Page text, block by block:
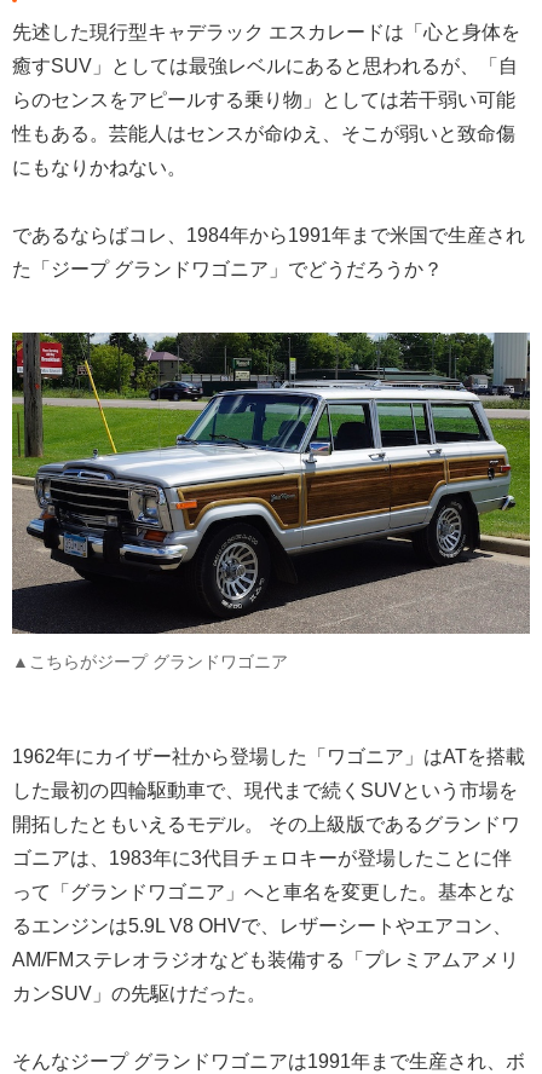
先述した現行型キャデラック エスカレードは「心と身体を
癒すSUV」としては最強レベルにあると思われるが、「自
らのセンスをアピールする乗り物」としては若干弱い可能
性もある。芸能人はセンスが命ゆえ、そこが弱いと致命傷
にもなりかねない。
であるならばコレ、1984年から1991年まで米国で生産され
た「ジープ グランドワゴニア」でどうだろうか？
▲こちらがジープ グランドワゴニア
1962年にカイザー社から登場した「ワゴニア」はATを搭載
した最初の四輪駆動車で、現代まで続くSUVという市場を
開拓したともいえるモデル。 その上級版であるグランドワ
ゴニアは、1983年に3代目チェロキーが登場したことに伴
って「グランドワゴニア」へと車名を変更した。基本とな
るエンジンは5.9L V8 OHVで、レザーシートやエアコン、
AM/FMステレオラジオなども装備する「プレミアムアメリ
カンSUV」の先駆けだった。
そんなジープ グランドワゴニアは1991年まで生産され、ボ